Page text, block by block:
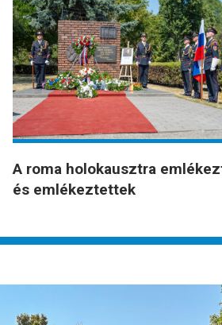
A roma holokausztra
és emlékeztettek